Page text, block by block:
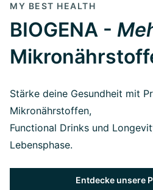
MY BEST HEALTH
BIOGENA -
Stärke deine Gesundheit mit
Mikronährstoffen,
Functional Drinks und
Lebensphase.
Entdecke unsere